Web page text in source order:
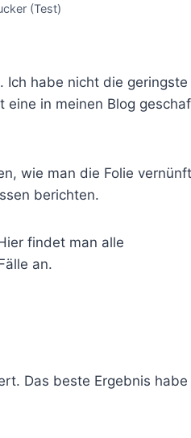
(Test)
Ich habe nicht die geringste
eine in meinen Blog
wie man die Folie
berichten.
findet man alle
an.
Das beste Ergebnis habe